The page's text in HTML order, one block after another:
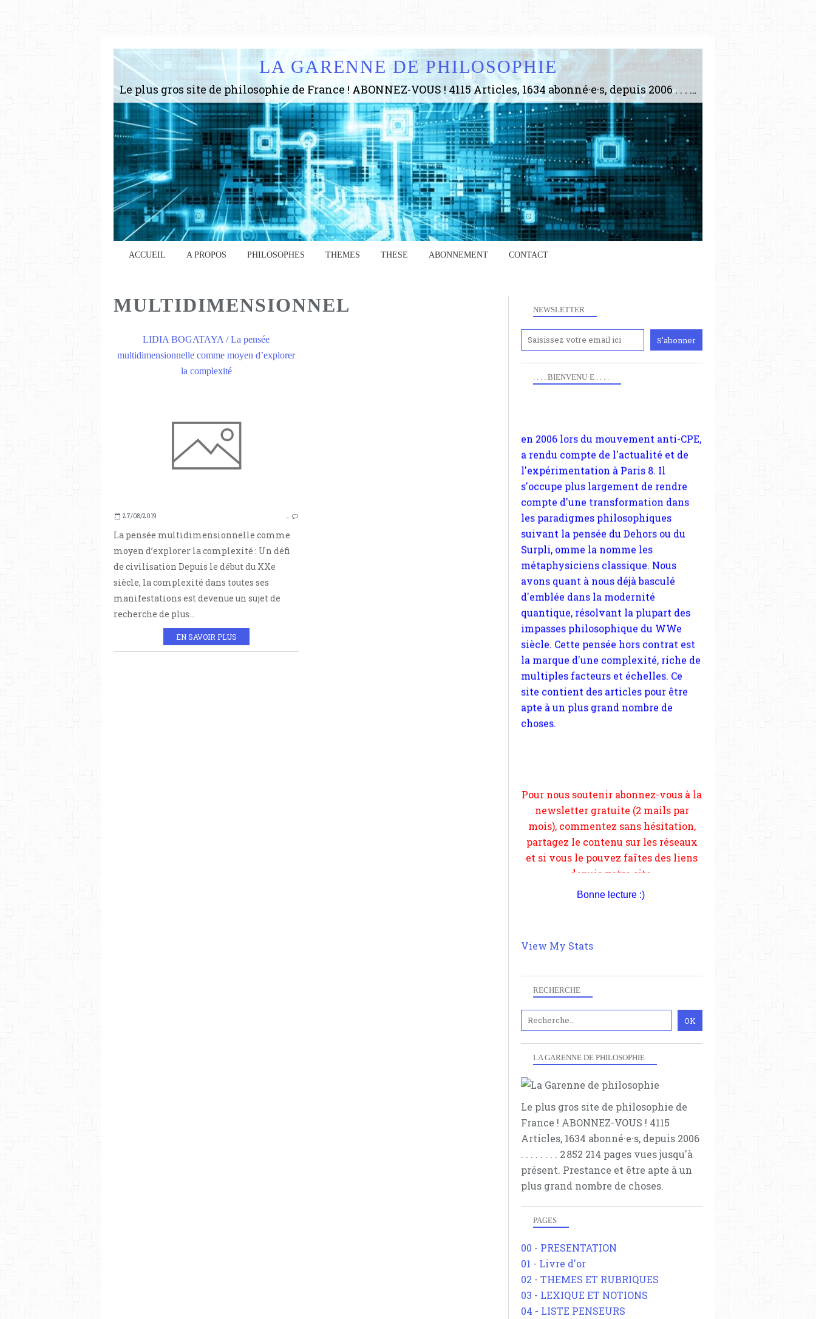
LA GARENNE DE PHILOSOPHIE
Le plus gros site de philosophie de France ! ABONNEZ-VOUS ! 4115 Articles, 1634 abonné·e·s, depuis 2006 . . . . . . . . 2 852 214 pages vues jusqu'à présent. Prestance et être apte à un plus grand nombre de choses.
ACCUEIL A PROPOS PHILOSOPHES THEMES THESE ABONNEMENT CONTACT
MULTIDIMENSIONNEL
LIDIA BOGATAYA / La pensée
multidimensionnelle comme moyen d’explorer
la complexité
27/08/2019 …
La pensée multidimensionnelle comme
moyen d’explorer la complexité : Un défi
de civilisation Depuis le début du XXe
siècle, la complexité dans toutes ses
manifestations est devenue un sujet de
recherche de plus...
EN SAVOIR PLUS
NEWSLETTER
RECHERCHE
LA GARENNE DE PHILOSOPHIE
Le plus gros site de philosophie de
France ! ABONNEZ-VOUS ! 4115
Articles, 1634 abonné·e·s, depuis 2006
. . . . . . . . 2 852 214 pages vues jusqu'à
présent. Prestance et être apte à un
plus grand nombre de choses.
PAGES
00 - PRESENTATION
01 - Livre d'or
02 - THEMES ET RUBRIQUES
03 - LEXIQUE ET NOTIONS
04 - LISTE PENSEURS
. . . . BIENVENU·E . . . .
Anciennement
www.paris8philo.com, ce site, créé
a rendu compte de l'actualité et de
compte d'une transformation dans
les paradigmes philosophiques
suivant la pensée du Dehors ou du
Surpli, omme la nomme les
métaphysiciens classique. Nous
avons quant à nous déjà basculé
d'emblée dans la modernité
quantique, résolvant la plupart des
impasses philosophique du WWe
siècle. Cette pensée hors contrat est
la marque d'une complexité, riche de
multiples facteurs et échelles. Ce
site contient des articles pour être
apte à un plus grand nombre de
choses.
et si vous le pouvez faîtes des liens
depuis votre site.
Bonne lecture :)
View My Stats